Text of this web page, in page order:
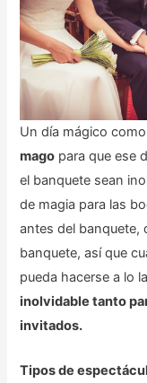
Un día mágico
mago para que ese
el banquete sean
de magia para las
antes del banquete,
banquete, así que
pueda hacerse a lo
inolvidable tanto
invitados.
Tipos de